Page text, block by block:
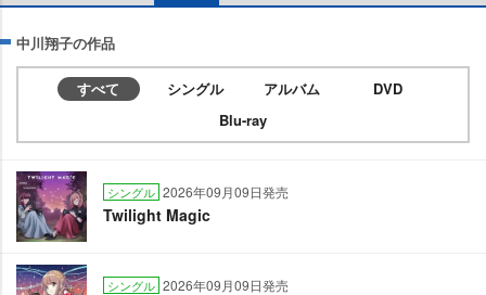
t
中川翔子の作品
すべて シングル アルバム
DVD
Blu-ray
シングル 2026年09月09日発売
Twilight Magic
シングル 2026年09月09日発売